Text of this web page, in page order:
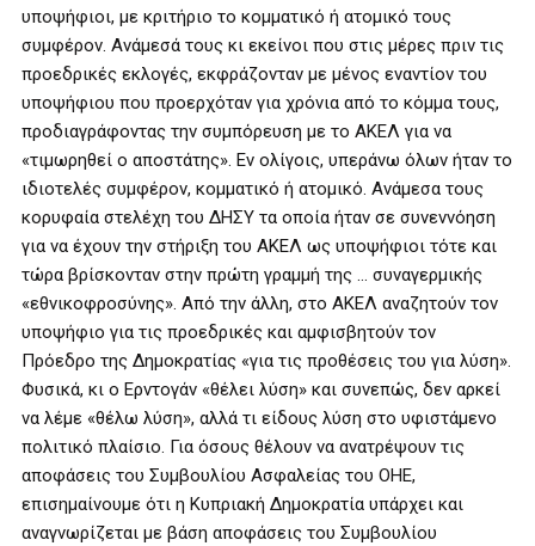
υποψήφιοι, με κριτήριο το κομματικό ή ατομικό τους
συμφέρον. Ανάμεσά τους κι εκείνοι που στις μέρες πριν τις
προεδρικές εκλογές, εκφράζονταν με μένος εναντίον του
υποψήφιου που προερχόταν για χρόνια από το κόμμα τους,
προδιαγράφοντας την συμπόρευση με το ΑΚΕΛ για να
«τιμωρηθεί ο αποστάτης». Εν ολίγοις, υπεράνω όλων ήταν το
ιδιοτελές συμφέρον, κομματικό ή ατομικό. Ανάμεσα τους
κορυφαία στελέχη του ΔΗΣΥ τα οποία ήταν σε συνεννόηση
για να έχουν την στήριξη του ΑΚΕΛ ως υποψήφιοι τότε και
τώρα βρίσκονταν στην πρώτη γραμμή της … συναγερμικής
«εθνικοφροσύνης». Από την άλλη, στο ΑΚΕΛ αναζητούν τον
υποψήφιο για τις προεδρικές και αμφισβητούν τον
Πρόεδρο της Δημοκρατίας «για τις προθέσεις του για λύση».
Φυσικά, κι ο Ερντογάν «θέλει λύση» και συνεπώς, δεν αρκεί
να λέμε «θέλω λύση», αλλά τι είδους λύση στο υφιστάμενο
πολιτικό πλαίσιο. Για όσους θέλουν να ανατρέψουν τις
αποφάσεις του Συμβουλίου Ασφαλείας του ΟΗΕ,
επισημαίνουμε ότι η Κυπριακή Δημοκρατία υπάρχει και
αναγνωρίζεται με βάση αποφάσεις του Συμβουλίου